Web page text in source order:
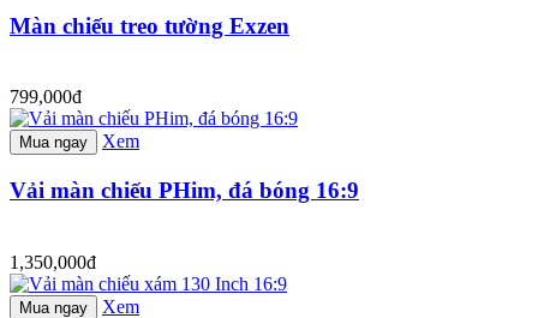
Màn chiếu treo tường Exzen
799,000đ
Mua ngay Xem
Vải màn chiếu PHim, đá bóng 16:9
1,350,000đ
Mua ngay Xem